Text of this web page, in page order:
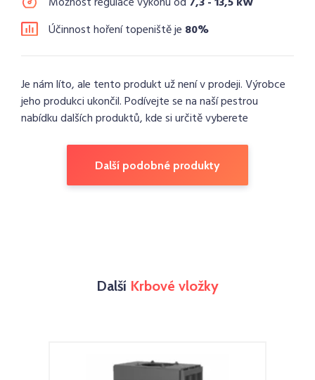
Účinnost hoření topeniště je 80%
Je nám líto, ale tento produkt už není v prodeji. Výrobce
jeho produkci ukončil. Podívejte se na naší pestrou
nabídku dalších produktů, kde si určitě vyberete
Další podobné produkty
Další Krbové vložky